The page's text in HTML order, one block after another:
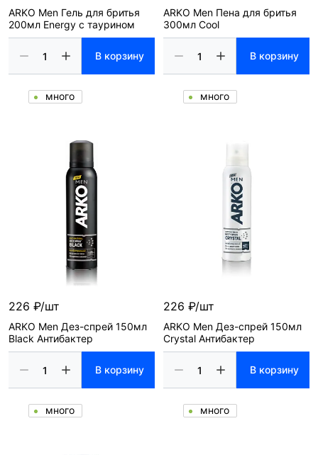
ARKO Men Гель для бритья
200мл Energy с таурином
В корзину
много
ARKO Men Пена для бритья
300мл Cool
В корзину
много
226 ₽/шт
ARKO Men Дез-спрей 150мл
Black Антибактер
В корзину
много
226 ₽/шт
ARKO Men Дез-спрей 150мл
Crystal Антибактер
В корзину
много